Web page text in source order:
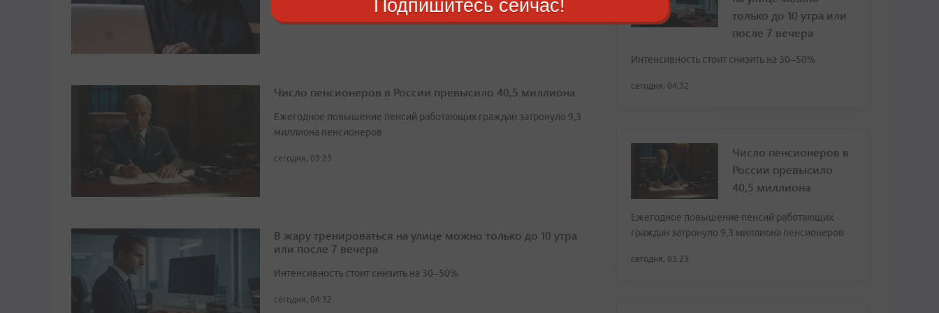
Число пенсионеров в России превысило 40,5 миллиона
Ежегодное повышение пенсий работающих граждан затронуло 9,3
миллиона пенсионеров
сегодня, 03:23
В жару тренироваться на улице можно только до 10 утра
или после 7 вечера
Интенсивность стоит снизить на 30–50%
сегодня, 04:32
только до 10 утра или
после 7 вечера
Интенсивность стоит снизить на 30–50%
сегодня, 04:32
Число пенсионеров в
России превысило
40,5 миллиона
Ежегодное повышение пенсий работающих
граждан затронуло 9,3 миллиона пенсионеров
сегодня, 03:23
Подпишитесь сейчас!